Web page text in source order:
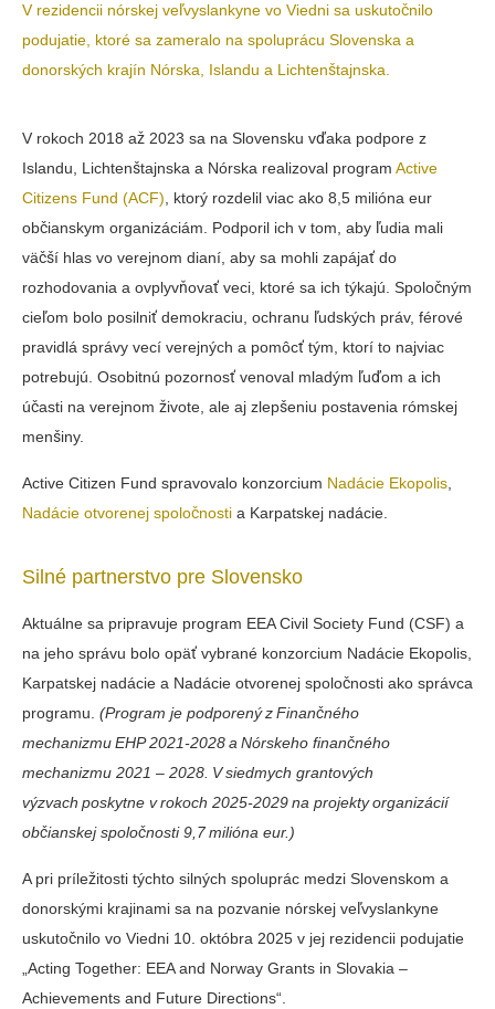
V rezidencii nórskej veľvyslankyne vo Viedni sa uskutočnilo
podujatie, ktoré sa zameralo na spoluprácu Slovenska a
donorských krajín Nórska, Islandu a Lichtenštajnska.
V rokoch 2018 až 2023 sa na Slovensku vďaka podpore z
Islandu, Lichtenštajnska a Nórska realizoval program Active
Citizens Fund (ACF) , ktorý rozdelil viac ako 8,5 milióna eur
občianskym organizáciám. Podporil ich v tom, aby ľudia mali
väčší hlas vo verejnom dianí, aby sa mohli zapájať do
rozhodovania a ovplyvňovať veci, ktoré sa ich týkajú. Spoločným
cieľom bolo posilniť demokraciu, ochranu ľudských práv, férové
pravidlá správy vecí verejných a pomôcť tým, ktorí to najviac
potrebujú. Osobitnú pozornosť venoval mladým ľuďom a ich
účasti na verejnom živote, ale aj zlepšeniu postavenia rómskej
menšiny.
Active Citizen Fund spravovalo konzorcium Nadácie Ekopolis
Nadácie otvorenej spoločnosti a Karpatskej nadácie.
Silné partnerstvo pre Slovensko
Aktuálne sa pripravuje program EEA Civil Society Fund (CSF) a
na jeho správu bolo opäť vybrané konzorcium Nadácie Ekopolis,
Karpatskej nadácie a Nadácie otvorenej spoločnosti ako správca
programu. (Program je podporený z Finančného
mechanizmu EHP 2021-2028 a Nórskeho finančného
mechanizmu 2021 – 2028. V siedmych grantových
výzvach poskytne v rokoch 2025-2029 na projekty organizácií
občianskej spoločnosti 9,7 milióna eur.)
A pri príležitosti týchto silných spoluprác medzi Slovenskom a
donorskými krajinami sa na pozvanie nórskej veľvyslankyne
uskutočnilo vo Viedni 10. októbra 2025 v jej rezidencii podujatie
„Acting Together: EEA and Norway Grants in Slovakia –
Achievements and Future Directions“.